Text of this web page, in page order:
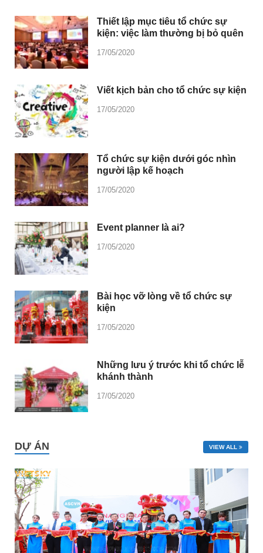
Thiết lập mục tiêu tổ chức sự
kiện: việc làm thường bị bỏ quên
17/05/2020
Viết kịch bản cho tổ chức sự kiện
17/05/2020
Tổ chức sự kiện dưới góc nhìn
người lập kế hoạch
17/05/2020
Event planner là ai?
17/05/2020
Bài học vỡ lòng về tổ chức sự
kiện
17/05/2020
Những lưu ý trước khi tổ chức lễ
khánh thành
17/05/2020
DỰ ÁN VIEW ALL